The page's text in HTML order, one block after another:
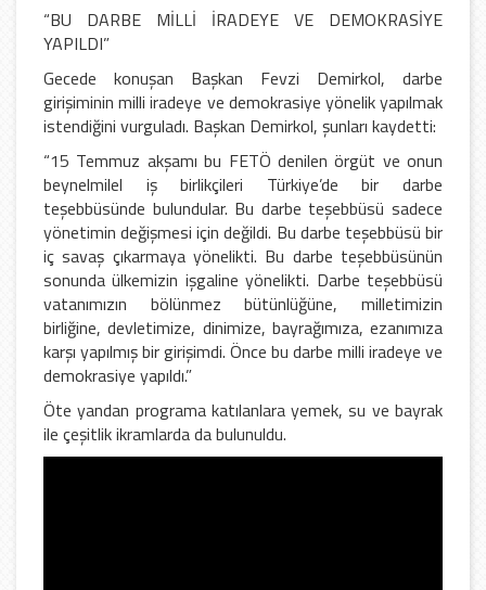
“BU DARBE MİLLİ İRADEYE VE DEMOKRASİYE
YAPILDI”
Gecede konuşan Başkan Fevzi Demirkol, darbe
girişiminin milli iradeye ve demokrasiye yönelik yapılmak
istendiğini vurguladı. Başkan Demirkol, şunları kaydetti:
“15 Temmuz akşamı bu FETÖ denilen örgüt ve onun
beynelmilel iş birlikçileri Türkiye’de bir darbe
teşebbüsünde bulundular. Bu darbe teşebbüsü sadece
yönetimin değişmesi için değildi. Bu darbe teşebbüsü bir
iç savaş çıkarmaya yönelikti. Bu darbe teşebbüsünün
sonunda ülkemizin işgaline yönelikti. Darbe teşebbüsü
vatanımızın bölünmez bütünlüğüne, milletimizin
birliğine, devletimize, dinimize, bayrağımıza, ezanımıza
karşı yapılmış bir girişimdi. Önce bu darbe milli iradeye ve
demokrasiye yapıldı.”
Öte yandan programa katılanlara yemek, su ve bayrak
ile çeşitlik ikramlarda da bulunuldu.